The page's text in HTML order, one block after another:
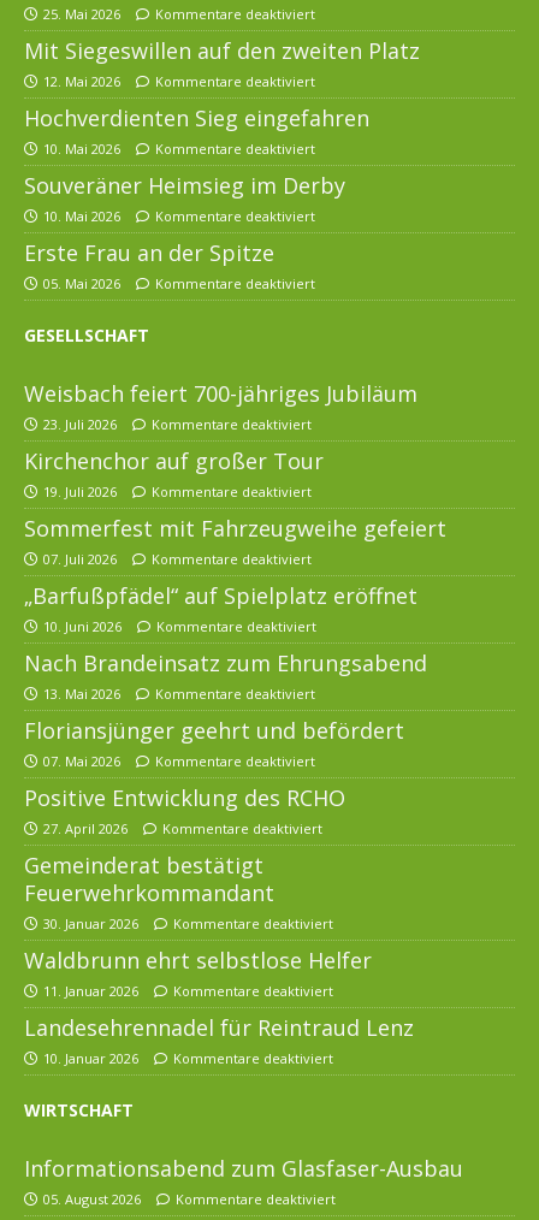
25. Mai 2026 Kommentare deaktiviert
Mit Siegeswillen auf den zweiten Platz
12. Mai 2026 Kommentare deaktiviert
Hochverdienten Sieg eingefahren
10. Mai 2026 Kommentare deaktiviert
Souveräner Heimsieg im Derby
10. Mai 2026 Kommentare deaktiviert
Erste Frau an der Spitze
05. Mai 2026 Kommentare deaktiviert
GESELLSCHAFT
Weisbach feiert 700-jähriges Jubiläum
23. Juli 2026 Kommentare deaktiviert
Kirchenchor auf großer Tour
19. Juli 2026 Kommentare deaktiviert
Sommerfest mit Fahrzeugweihe gefeiert
07. Juli 2026 Kommentare deaktiviert
„Barfußpfädel“ auf Spielplatz eröffnet
10. Juni 2026 Kommentare deaktiviert
Nach Brandeinsatz zum Ehrungsabend
13. Mai 2026 Kommentare deaktiviert
Floriansjünger geehrt und befördert
07. Mai 2026 Kommentare deaktiviert
Positive Entwicklung des RCHO
27. April 2026 Kommentare deaktiviert
Gemeinderat bestätigt
Feuerwehrkommandant
30. Januar 2026 Kommentare deaktiviert
Waldbrunn ehrt selbstlose Helfer
11. Januar 2026 Kommentare deaktiviert
Landesehrennadel für Reintraud Lenz
10. Januar 2026 Kommentare deaktiviert
WIRTSCHAFT
Informationsabend zum Glasfaser-Ausbau
05. August 2026 Kommentare deaktiviert